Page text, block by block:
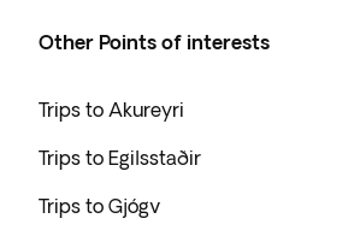
Other Points of interests
Trips to Akureyri
Trips to Egilsstaðir
Trips to Gjógv